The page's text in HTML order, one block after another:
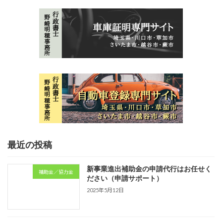
最近の投稿
補助金／協力金
新事業進出補助金の申請代行はお任せく
ださい（申請サポート）
2025年5月12日